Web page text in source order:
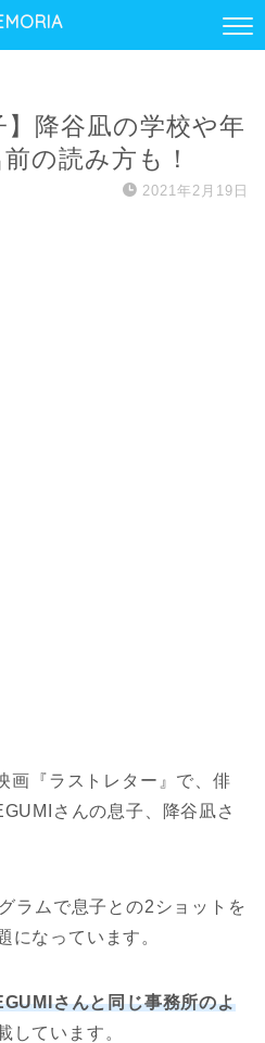
】降谷凪の学校や年
の読み方も！
2021年2月19日
画『ラストレター』で、俳
さんの息子、降谷凪さ
ラムで息子との2ショットを
になっています。
さんと同じ事務所のよ
しています。